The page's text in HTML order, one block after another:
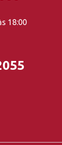
18:00